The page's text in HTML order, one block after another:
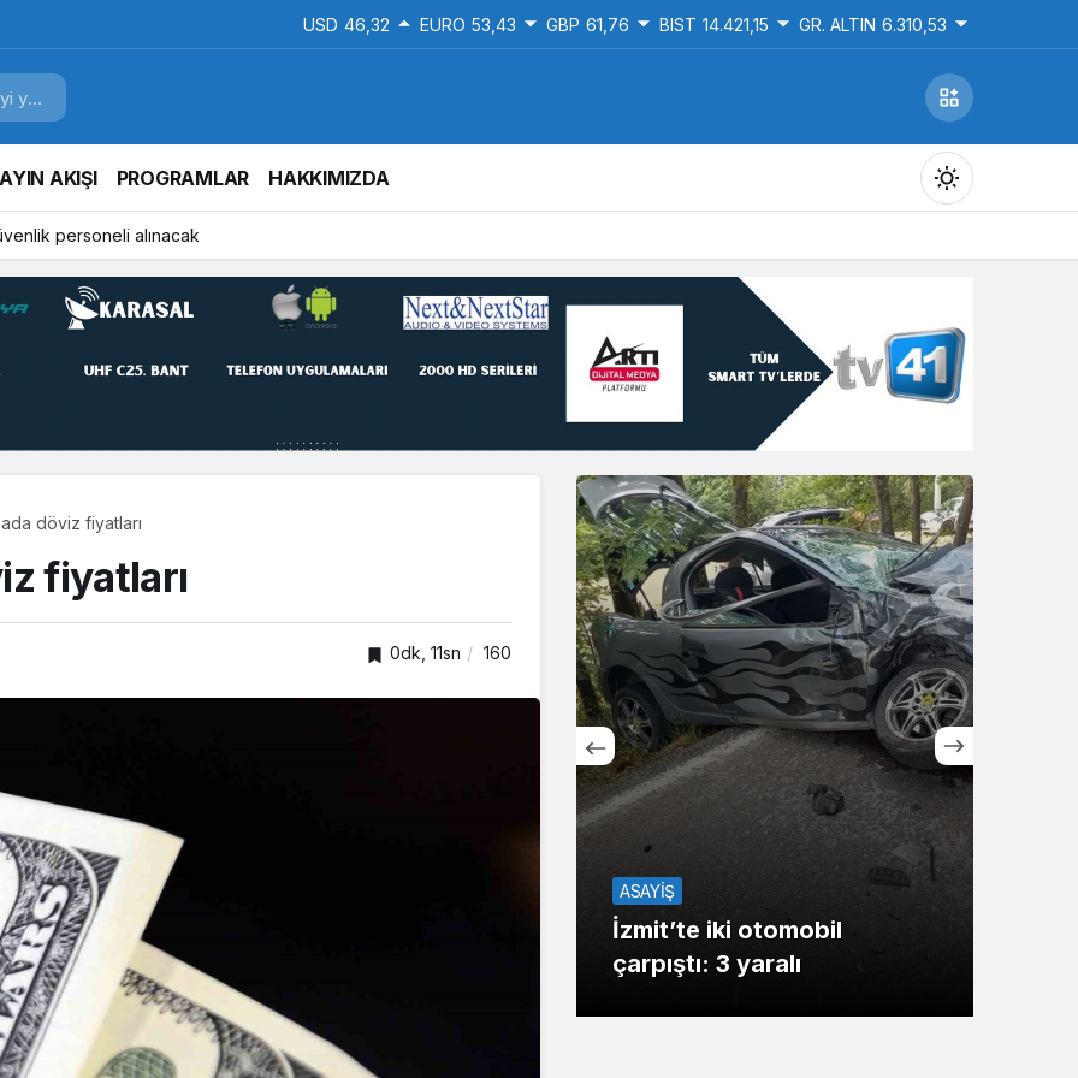
USD 46,32 EURO 53,43 GBP 61,76 BIST 14.421,15 GR. ALTIN 6.310,53
AKIŞI PROGRAMLAR HAKKIMIZDA
Gündüz Modu
Gündüz modunu seçin.
Gece modunu seçin.
Sistem Modu
Sistem modunu seçin.
oyuncusu Serdar Dursun, Gaziantep FK’da
döviz fiyatları
fiyatları
0dk, 11sn 160
tesis
ASAYİŞ
İzmit’te iki otomobil
çarpıştı: 3 yaralı